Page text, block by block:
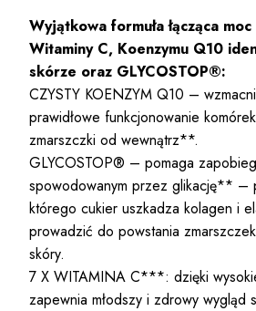
Wyjątkowa formuła łącząca
Witaminy C, Koenzymu Q10
skórze oraz GLYCOSTOP®:
CZYSTY KOENZYM Q10 –
prawidłowe funkcjonowanie
zmarszczki od wewnątrz**.
GLYCOSTOP® – pomaga
spowodowanym przez glikację** –
którego cukier uszkadza kolagen i
prowadzić do powstania
skóry.
7 X WITAMINA C***: dzięki
zapewnia młodszy i zdrowy wygląd